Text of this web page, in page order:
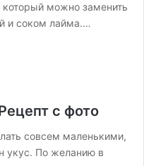
можно заменить
и соком лайма.…
с фото
совсем маленькими,
укус. По желанию в